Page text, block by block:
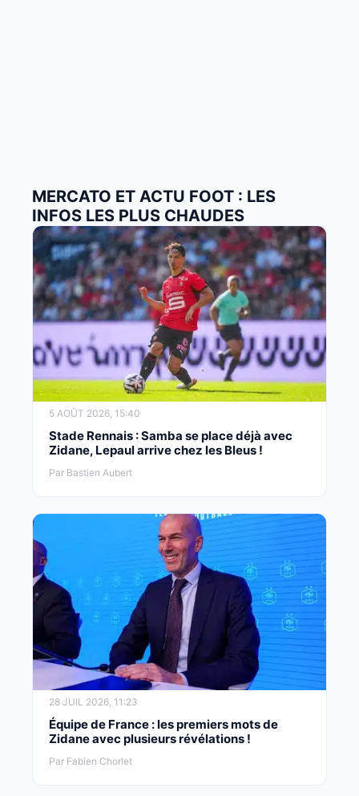
MERCATO ET ACTU FOOT : LES
INFOS LES PLUS CHAUDES
5 AOÛT 2026, 15:40
Stade Rennais : Samba se place déjà avec
Zidane, Lepaul arrive chez les Bleus !
Par Bastien Aubert
28 JUIL 2026, 11:23
Équipe de France : les premiers mots de
Zidane avec plusieurs révélations !
Par Fabien Chorlet